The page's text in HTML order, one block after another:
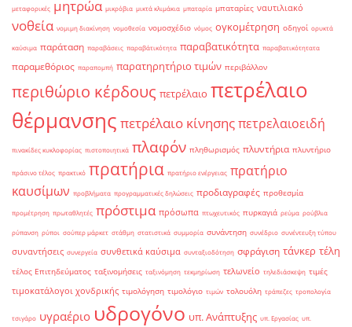
μεταφορικές μητρώα μικρόβια μικτά κλιμάκια μπαταρία μπαταρίες ναυτιλιακό
νοθεία νομιμη διακίνηση νομοθεσία νομοσχέδιο νόμος ογκομέτρηση οδηγοί ορυκτά
καύσιμα παράταση παραβάσεις παραβάτικότητα παραβατικότητα παραβατικότητατα
παραμεθόριος παραπομπή παρατηρητήριο τιμών περιβάλλον
περιθώριο κέρδους πετρέλαιο πετρέλαιο
θέρμανσης πετρέλαιο κίνησηςπετρελαιοειδή
πινακίδες κυκλοφορίας πιστοποιητικά πλαφόν πληθωρισμός πλυντήρια πλυντήριο
πράσινο τέλος πρακτικό πρατήρια πρατήριο ενέργειας πρατήριο
καυσίμων προβλήματα προγραμματικές δηλώσεις προδιαγραφές προθεσμία
προμέτρηση πρωταθλητές πρόστιμα πρόσωπα πτωχευτικός πυρκαγιά ρεύμα ρούβλια
ρύπανση ρύποι σούπερ μάρκετ στάθμη στατιστικά συμμορία συνάντηση συνέδριο συνέντευξη τύπου
συναντήσεις συνεργεία συνθετικά καύσιμα συνταξιοδότηση σφράγιση τάνκερ τέλη
τέλος Επιτηδεύματος ταξινομήσεις ταξινόμηση τεκμηρίωση τελωνείο τηλεδιάσκεψη τιμές
τιμοκατάλογοι χονδρικής τιμολόγηση τιμολόγιο τιμών τολουόλη τράπεζες τροπολογία
τσιγάρο υγραέριο υδρογόνο υπ. Ανάπτυξης υπ. Εργασίας υπ.